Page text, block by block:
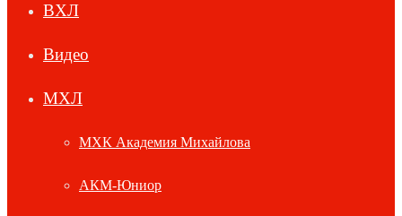
ВХЛ
Видео
МХЛ
МХК Академия Михайлова
АКМ-Юниор